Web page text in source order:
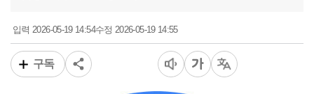
입력2026-05-19 14:54수정 2026-05-19 14:55
구독